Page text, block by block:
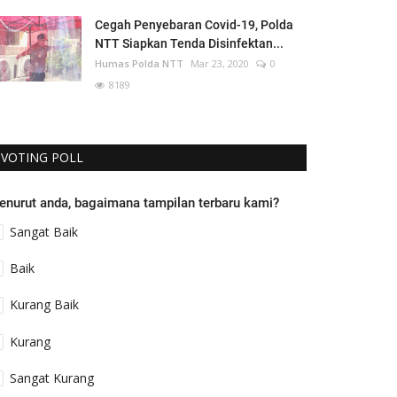
Cegah Penyebaran Covid-19, Polda
NTT Siapkan Tenda Disinfektan...
Humas Polda NTT Mar 23, 2020
0
8189
VOTING POLL
anda, bagaimana tampilan terbaru kami?
Sangat Baik
Baik
Kurang Baik
Kurang
Sangat Kurang